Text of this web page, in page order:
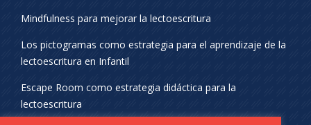
Mindfulness para mejorar la lectoescritura
Los pictogramas como estrategia para el aprendizaje de la
lectoescritura en Infantil
Escape Room como estrategia didáctica para la
lectoescritura